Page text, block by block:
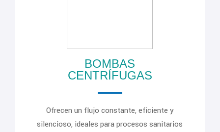
BOMBAS
CENTRÍFUGAS
Ofrecen un flujo constante, eficiente y
silencioso, ideales para procesos sanitarios